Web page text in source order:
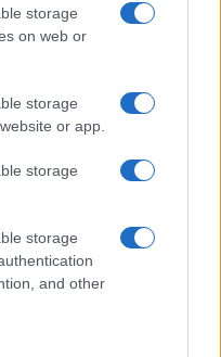
storage
on web or
storage
or app.
storage
storage
and other
IVA, dipendenti,
volta pagheranno
100 milioni di
un PIL di 300
anno le tasse
questa
moneta
anni, ovviamente
il debito